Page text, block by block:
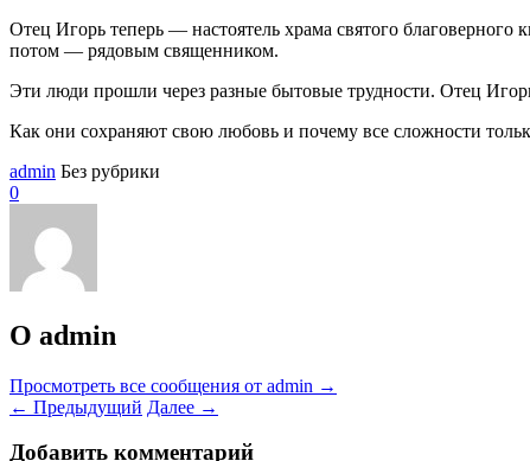
Отец Игорь теперь — настоятель храма святого
потом — рядовым священником.
Эти люди прошли через разные бытовые трудности. Отец
Как они сохраняют свою любовь и почему все сложности
admin Без рубрики
0
О admin
Просмотреть все сообщения от admin →
← Предыдущий Далее →
Добавить комментарий